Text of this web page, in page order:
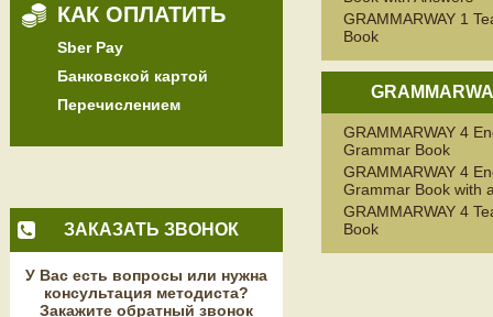
КАК ОПЛАТИТЬ
Sber Pay
Банковской картой
Перечислением
ЗАКАЗАТЬ ЗВОНОК
У Вас есть вопросы или нужна
консультация методиста?
Закажите обратный звонок
GRAMMARWAY 1
Book
GRAMMARWAY 4
Grammar Book
GRAMMARWAY 4
Grammar Book with
GRAMMARWAY 4
Book